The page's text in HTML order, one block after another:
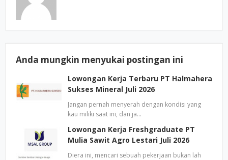
Anda mungkin menyukai postingan ini
Lowongan Kerja Terbaru PT Halmahera
Sukses Mineral Juli 2026
Jangan pernah menyerah dengan kondisi yang
kau miliki saat ini, dan ja…
Lowongan Kerja Freshgraduate PT
Mulia Sawit Agro Lestari Juli 2026
Diera ini, mencari sebuah pekerjaan bukan lah